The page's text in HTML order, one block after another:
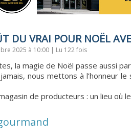
DU VRAI POUR NOËL
2025 à 10:00 | Lu 122 fois
la magie de Noël passe aussi
nous mettons à l’honneur
de producteurs : un lieu où